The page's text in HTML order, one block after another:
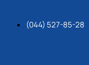
(044) 527-85-28